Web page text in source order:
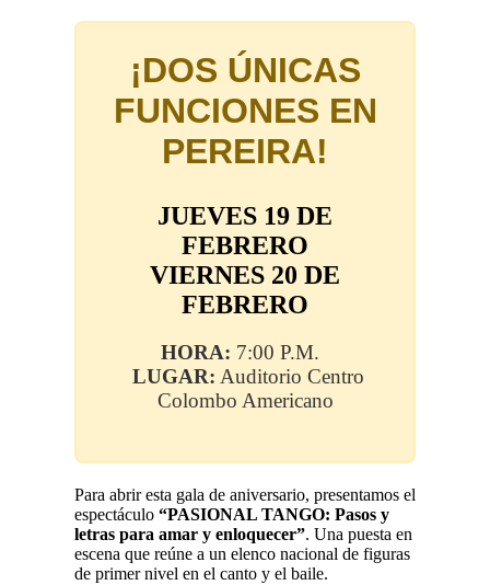
¡DOS ÚNICAS
FUNCIONES EN
PEREIRA!
JUEVES 19 DE
FEBRERO
VIERNES 20 DE
FEBRERO
HORA: 7:00 P.M.
LUGAR: Auditorio Centro
Colombo Americano
Para abrir esta gala de aniversario, presentamos el
espectáculo “PASIONAL TANGO: Pasos y
letras para amar y enloquecer”. Una puesta en
escena que reúne a un elenco nacional de figuras
de primer nivel en el canto y el baile.